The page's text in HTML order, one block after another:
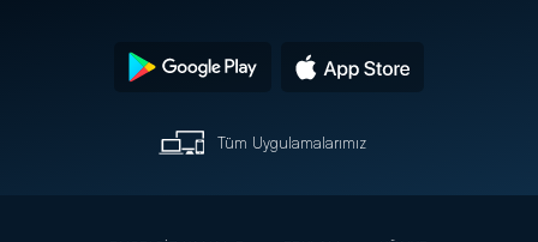
Tüm Uygulamalarımız